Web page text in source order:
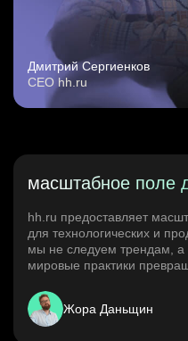
Дмитрий Сергиенков
CEO hh.ru
масштабное поле
hh.ru предоставляет
для технологических и
мы не следуем трендам, а
мировые практики
Жора Даньщин